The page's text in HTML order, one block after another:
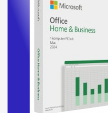
Dell Komputer Dell Pro Tower